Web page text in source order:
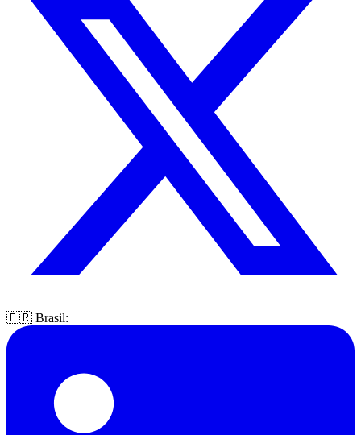
🇧🇷 Brasil: